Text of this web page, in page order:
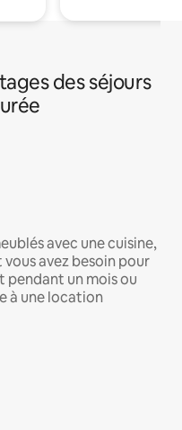
des séjours
avec une cuisine,
avez besoin pour
un mois ou
à une location